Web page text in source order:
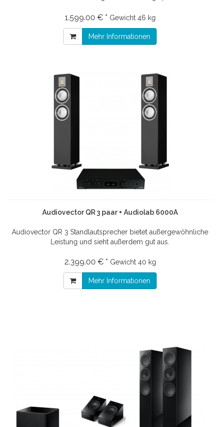
1.599.00 € * Gewicht 46 kg
Mehr Informationen
Audiovector QR 3 paar + Audiolab 6000A
Audiovector QR 3 Standlautsprecher bietet außergewöhnliche
Leistung und sieht außerdem gut aus.
2.399.00 € * Gewicht 40 kg
Mehr Informationen